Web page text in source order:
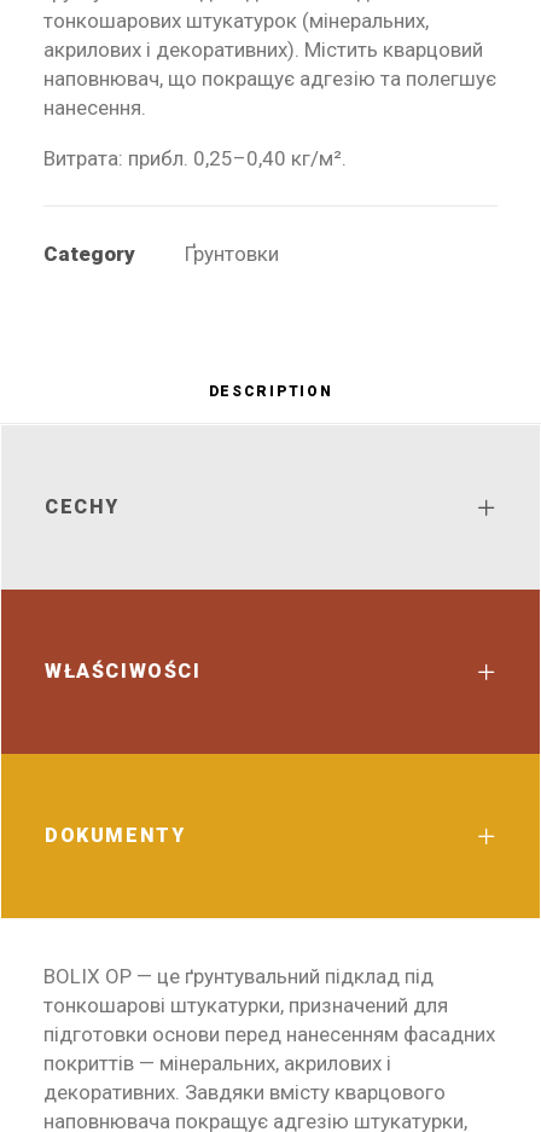
тонкошарових штукатурок (мінеральних,
акрилових і декоративних). Містить кварцовий
наповнювач, що покращує адгезію та полегшує
нанесення.
Витрата: прибл. 0,25–0,40 кг/м².
Category Ґрунтовки
DESCRIPTION
CECHY
WŁAŚCIWOŚCI
DOKUMENTY
BOLIX OP — це ґрунтувальний підклад під
тонкошарові штукатурки, призначений для
підготовки основи перед нанесенням фасадних
покриттів — мінеральних, акрилових і
декоративних. Завдяки вмісту кварцового
наповнювача покращує адгезію штукатурки,